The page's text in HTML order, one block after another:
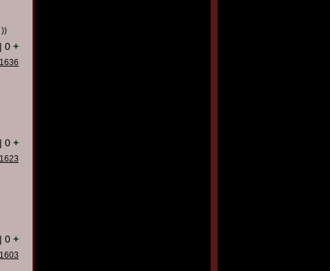
| 0 +
| 0 +
| 0 +